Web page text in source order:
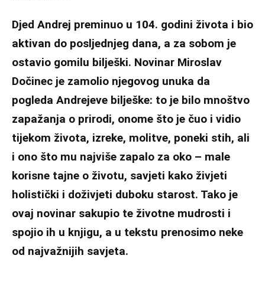
Djed Andrej preminuo u 104. godini života i bio
aktivan do posljednjeg dana, a za sobom je
ostavio gomilu bilješki. Novinar Miroslav
Dočinec je zamolio njegovog unuka da
pogleda Andrejeve bilješke: to je bilo mnoštvo
zapažanja o prirodi, onome što je čuo i vidio
tijekom života, izreke, molitve, poneki stih, ali
i ono što mu najviše zapalo za oko – male
korisne tajne o životu, savjeti kako živjeti
holistički i doživjeti duboku starost. Tako je
ovaj novinar sakupio te životne mudrosti i
spojio ih u knjigu, a u tekstu prenosimo neke
od najvažnijih savjeta.